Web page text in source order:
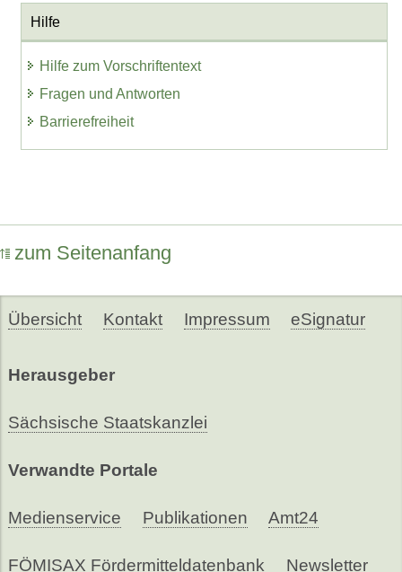
Hilfe
Hilfe zum Vorschriftentext
Fragen und Antworten
Barrierefreiheit
zum Seitenanfang
Übersicht Kontakt Impressum eSignatur
Herausgeber
Sächsische Staatskanzlei
Verwandte Portale
Medienservice Publikationen Amt24
FÖMISAX Fördermitteldatenbank Newsletter